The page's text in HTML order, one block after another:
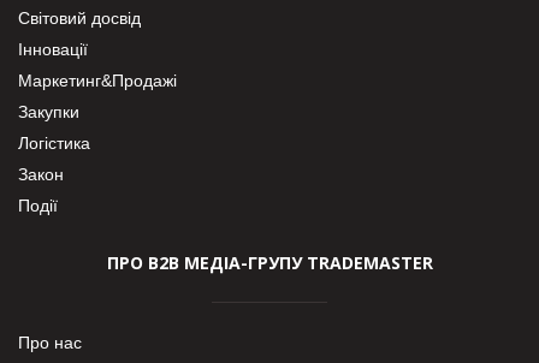
Світовий досвід
Інновації
Маркетинг&Продажі
Закупки
Логістика
Закон
Події
ПРО В2В МЕДІА-ГРУПУ TRADEMASTER
Про нас